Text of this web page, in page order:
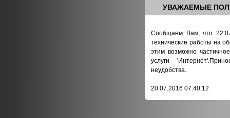
УВАЖАЕМЫЕ
Сообщаем Вам, что
технические работы на
этим возможно
услуги
неудобства.
20.07.2016 07:40:12